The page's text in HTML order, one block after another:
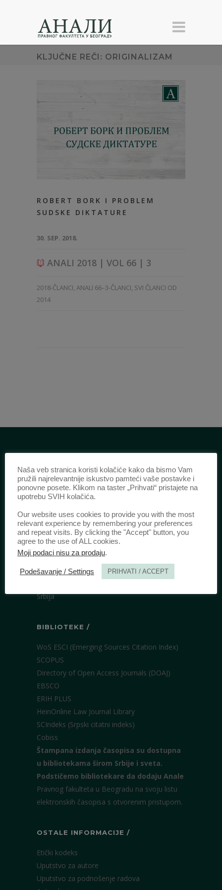
KLJUČNE REČI: ORIGINALIZAM
ROBERT BORK I PROBLEM
SUDSKE DIKTATURE
30. SEP. 2018.
ANALI 2018 | VOL 66 | 3
2018-ČLANCI, ANALI 66–3-ČLANCI, SVI ČLANCI OD
2014
ISSN:0003-2565(Štampano izdanje)
eISSN:2406-2693
(Onlajn izdanje)
IZDAVAČ /
Pravni fakultet Univerziteta u Beogradu
Bulevar kralja Aleksandra 67
Srbija
BIBLIOTEKE /
WoS ESCI (Emerging Sources Citation Index)
SCOPUS
Directory of Open Access Journals (DOAJ)
EBSCO
ERIH PLUS
HeinOnline Law Journal Library
SCIndeks (Srpski citatni indeks)
Cobiss
Štampana izdanja časopisa su dostupna
u bibliotekama širom Srbije i sveta.
Podstičemo bibliotekare da dodaju Anale
Pravnog fakulteta u Beogradu na svoju listu
elektronskih časopisa s otvorenim pristupom.
OSTALE INFORMACIJE /
Etički kodeks
Uputstvo za autore
Uputstvo za podnošenje radova
Naša veb stranica koristi kolačiće kako da bismo Vam
pružili najrelevantnije iskustvo pamteći vaše postavke i
ponovne posete. Klikom na taster „Prihvati“ pristajete na
upotrebu SVIH kolačića.
Our website uses cookies to provide you with the most
relevant experience by remembering your preferences
and repeat visits. By clicking the "Accept" button, you
agree to the use of ALL cookies.
Moji podaci nisu za prodaju.
Podešavanje / Settings PRIHVATI / ACCEPT